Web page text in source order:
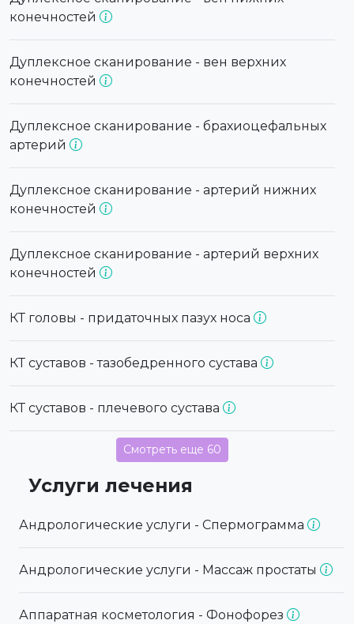
конечностей
Дуплексное сканирование - вен верхних
конечностей
Дуплексное сканирование - брахиоцефальных
артерий
Дуплексное сканирование - артерий нижних
конечностей
Дуплексное сканирование - артерий верхних
конечностей
КТ головы - придаточных пазух носа
КТ суставов - тазобедренного сустава
КТ суставов - плечевого сустава
Смотреть еще 60
Услуги лечения
Андрологические услуги - Спермограмма
Андрологические услуги - Массаж простаты
Аппаратная косметология - Фонофорез